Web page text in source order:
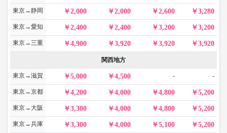
東京→静岡 2,000 2,000 2,600 3,280
東京→愛知 2,400 2,400 3,200 3,200
東京→三重 4,900 3,920 3,920 3,920
関西地方
東京→滋賀 5,000 4,500 - -
東京→京都 4,200 4,000 4,800 5,200
東京→大阪 3,300 4,000 4,800 5,200
東京→兵庫 3,300 4,000 5,100 5,200